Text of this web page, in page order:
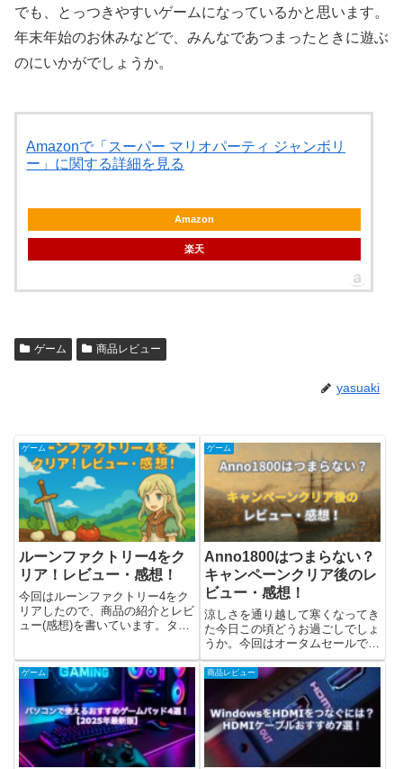
でも、とっつきやすいゲームになっているかと思います。
年末年始のお休みなどで、みんなであつまったときに遊ぶ
のにいかがでしょうか。
Amazonで「スーパー マリオパーティ ジャンボリ
ー」に関する詳細を見る
Amazon
楽天
ゲーム 商品レビュー
yasuaki
ゲーム
ルーンファクトリー4をク
リア！レビュー・感想！
今回はルーンファクトリー4をク
リアしたので、商品の紹介とレビ
ュー(感想)を書いています。タイ
て遊ばせてもらいました。ルーン
ファクトリーといえば、最近スイ
ッチ2のローンチタイトルと...
ゲーム
Anno1800はつまらない？
キャンペーンクリア後のレ
ビュー・感想！
涼しさを通り越して寒くなってき
た今日この頃どうお過ごしでしょ
うか。今回はオータムセールで購
入したAnno1800のキャンペーン
モードをクリアしたので、ゲーム
の紹介とレビューを書きました。
Anno1800とは？Anno1800はユー
ビーアイソ...
ゲーム 商品レビュー